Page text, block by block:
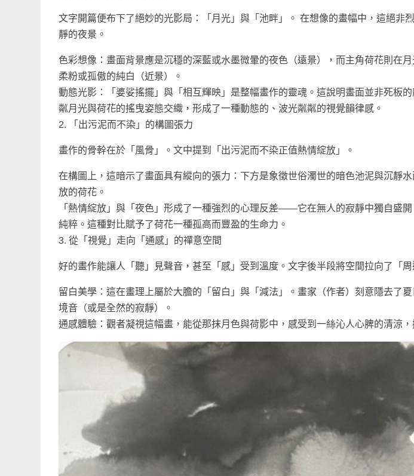
文字開篇便布下了絕妙的光影局：「月光」與「池畔」。 在想像的畫幅中，這絕非
靜的夜景。
色彩想像：畫面背景應是沉穩的深藍或水墨微暈的夜色（遠景），而主角荷花則在
柔粉或孤傲的純白（近景）。
動態光影：「婆娑搖擺」與「相互輝映」是整幅畫作的靈魂。這說明畫面並非死板
粼月光與荷花的搖曳姿態交織，形成了一種動態的、波光粼粼的視覺韻律感。
2. 「出污泥而不染」的構圖張力
畫作的骨幹在於「風骨」。文中提到「出污泥而不染正值熱情綻放」。
在構圖上，這暗示了畫面具有縱向的張力：下方是象徵世俗濁世的暗色池泥與沉靜
放的荷花。
「熱情綻放」與「夜色」形成了一種強烈的心理反差——它在無人的寂靜中獨自盛
純粹。這種對比賦予了荷花一種孤高而豐盈的生命力。
3. 從「視覺」走向「通感」的禪意空間
好的畫作能讓人「聽」見聲音，甚至「感」受到溫度。文字後半段將空間拉向了「周
留白美學：這在畫理上屬於大膽的「留白」與「減法」。畫家（作者）刻意隱去了
境音（或是全然的寂靜）。
通感體驗：觀者凝視這幅畫，能從那抹月色與荷影中，感受到一絲沁人心脾的清涼，